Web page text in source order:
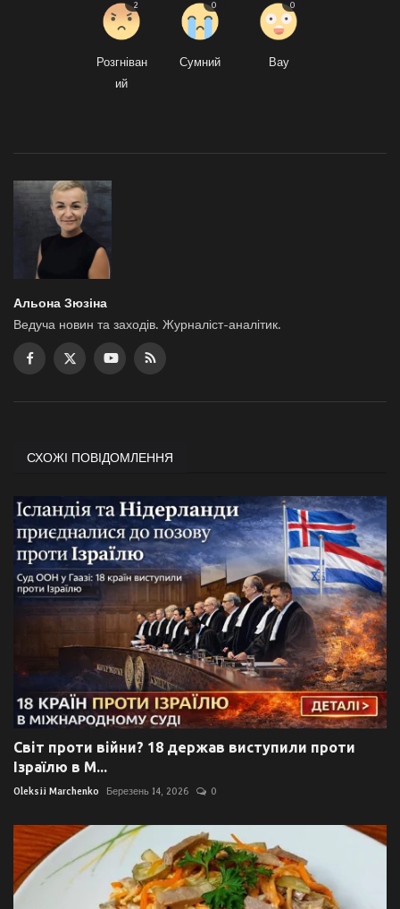
Розгніван
ий
2
Сумний
0
Вау
0
Альона Зюзіна
Ведуча новин та заходів. Журналіст-аналітик.
СХОЖІ ПОВІДОМЛЕННЯ
Світ проти війни? 18 держав виступили проти
Ізраїлю в М...
Oleksii Marchenko Березень 14, 2026 0